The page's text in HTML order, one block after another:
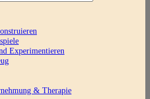
Experimentieren
& Therapie